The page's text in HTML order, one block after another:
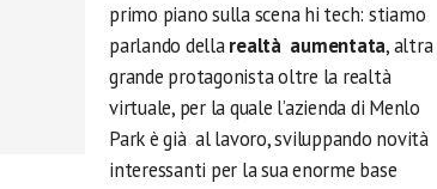
primo piano sulla scena hi tech: stiamo
parlando dellarealtà aumentata, altra
grande protagonista oltre la realtà
virtuale, per la quale l’azienda di Menlo
Park è già al lavoro, sviluppando novità
interessanti per la sua enorme base